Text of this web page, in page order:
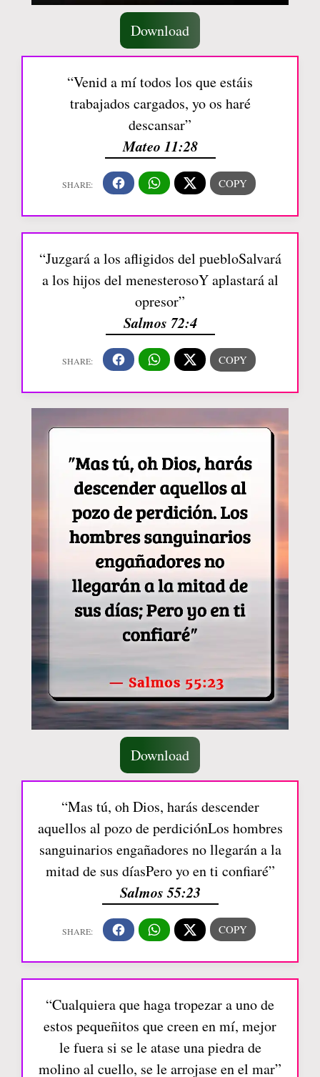
Download
“Venid a mí todos los que estáis
trabajados cargados, yo os haré
descansar”
Mateo 11:28
“Juzgará a los afligidos del puebloSalvará
a los hijos del menesterosoY aplastará al
opresor”
Salmos 72:4
Download
“Mas tú, oh Dios, harás descender
aquellos al pozo de perdiciónLos hombres
sanguinarios engañadores no llegarán a la
mitad de sus díasPero yo en ti confiaré”
Salmos 55:23
“Cualquiera que haga tropezar a uno de
estos pequeñitos que creen en mí, mejor
le fuera si se le atase una piedra de
molino al cuello, se le arrojase en el mar”